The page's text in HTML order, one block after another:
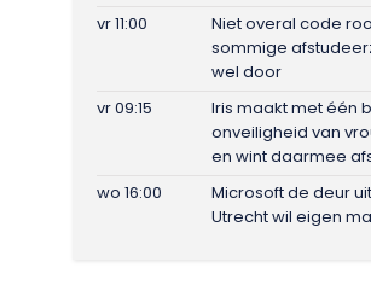
vr 11:00
Niet overal code
sommige
wel door
vr 09:15
Iris maakt met één
onveiligheid van
en wint daarmee
wo 16:00
Microsoft de deur
Utrecht wil eigen